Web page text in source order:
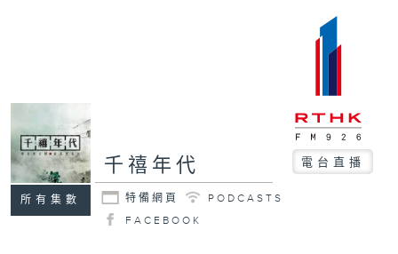
所有集數
千禧年代 電台直播
特備網頁
PODCASTS
FACEBOOK